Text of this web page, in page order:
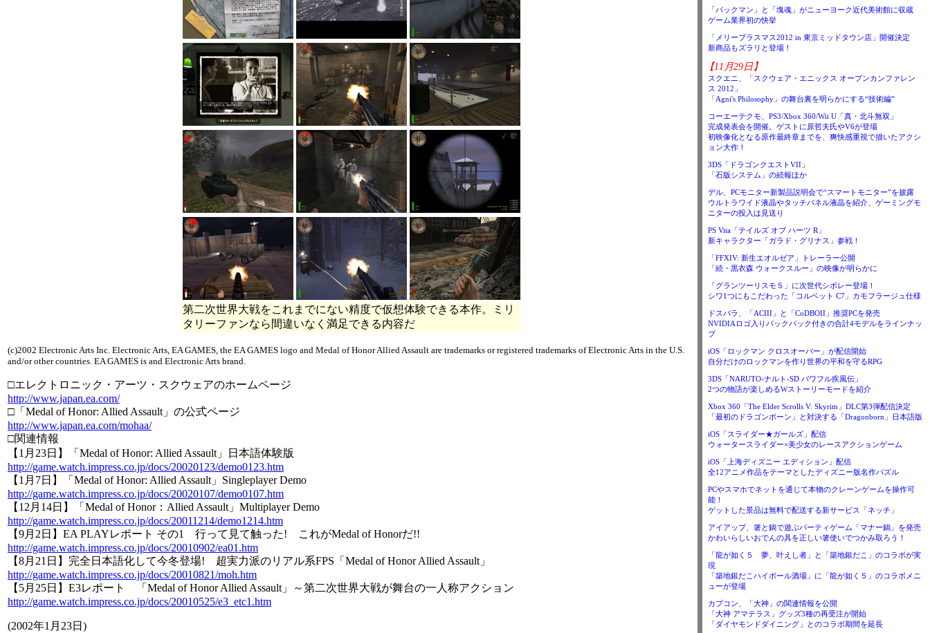
第二次世界大戦をこれまでにない精度で仮想体験できる本作。ミリ
タリーファンなら間違いなく満足できる内容だ
(c)2002 Electronic Arts Inc. Electronic Arts, EA GAMES, the EA GAMES logo and Medal of Honor Allied Assault are trademarks or registered trademarks of Electronic Arts in the U.S.
and/or other countries. EA GAMES is and Electronic Arts brand.
□エレクトロニック・アーツ・スクウェアのホームページ
http://www.japan.ea.com/
□「Medal of Honor: Allied Assault」の公式ページ
http://www.japan.ea.com/mohaa/
□関連情報
【1月23日】「Medal of Honor: Allied Assault」日本語体験版
http://game.watch.impress.co.jp/docs/20020123/demo0123.htm
【1月7日】「Medal of Honor: Allied Assault」Singleplayer Demo
http://game.watch.impress.co.jp/docs/20020107/demo0107.htm
【12月14日】「Medal of Honor：Allied Assault」Multiplayer Demo
http://game.watch.impress.co.jp/docs/20011214/demo1214.htm
【9月2日】EA PLAYレポート その1 行って見て触った! これがMedal of Honorだ!!
http://game.watch.impress.co.jp/docs/20010902/ea01.htm
【8月21日】完全日本語化して今冬登場! 超実力派のリアル系FPS「Medal of Honor Allied Assault」
http://game.watch.impress.co.jp/docs/20010821/moh.htm
【5月25日】E3レポート 「Medal of Honor Allied Assault」～第二次世界大戦が舞台の一人称アクション
http://game.watch.impress.co.jp/docs/20010525/e3_etc1.htm
(2002年1月23日)
「パックマン」と「塊魂」がニューヨーク近代美術館に収蔵
ゲーム業界初の快挙
「メリープラスマス2012 in 東京ミッドタウン店」開催決定
新商品もズラリと登場！
【11月29日】
スクエニ、「スクウェア・エニックス オープンカンファレン
ス 2012」
「Agni's Philosophy」の舞台裏を明らかにする“技術編”
コーエーテクモ、PS3/Xbox 360/Wii U「真・北斗無双」
完成発表会を開催。ゲストに原哲夫氏やV6が登場
初映像化となる原作最終章までを、爽快感重視で描いたアクシ
ョン大作！
3DS「ドラゴンクエストVII」
「石版システム」の続報ほか
デル、PCモニター新製品説明会で“スマートモニター”を披露
ウルトラワイド液晶やタッチパネル液晶を紹介、ゲーミングモ
ニターの投入は見送り
PS Vita「テイルズ オブ ハーツ R」
新キャラクター「ガラド・グリナス」参戦！
「FFXIV: 新生エオルゼア」トレーラー公開
「続・黒衣森 ウォークスルー」の映像が明らかに
「グランツーリスモ５」に次世代シボレー登場！
シワ1つにもこだわった「コルベット C7」カモフラージュ仕様
ドスパラ、「ACIII」と「CoDBOII」推奨PCを発売
NVIDIAロゴ入りバックパック付きの合計4モデルをラインナッ
プ
iOS「ロックマン クロスオーバー」が配信開始
自分だけのロックマンを作り世界の平和を守るRPG
3DS「NARUTO-ナルト-SD パワフル疾風伝」
2つの物語が楽しめるWストーリーモードを紹介
Xbox 360「The Elder Scrolls V: Skyrim」DLC第3弾配信決定
「最初のドラゴンボーン」と対決する「Dragonborn」日本語版
iOS「スライダー★ガールズ」配信
ウォータースライダー×美少女のレースアクションゲーム
iOS「上海ディズニー エディション」配信
全12アニメ作品をテーマとしたディズニー版名作パズル
PCやスマホでネットを通じて本物のクレーンゲームを操作可
能！
ゲットした景品は無料で配送する新サービス「ネッチ」
アイアップ、箸と鍋で遊ぶパーティゲーム「マナー鍋」を発売
かわいらしいおでんの具を正しい箸使いでつかみ取ろう！
「龍が如く５ 夢、叶えし者」と「築地銀だこ」のコラボが実
現
「築地銀だこハイボール酒場」に「龍が如く５」のコラボメニ
ューが登場
カプコン、「大神」の関連情報を公開
「大神 アマテラス」グッズ3種の再受注が開始
「ダイヤモンドダイニング」とのコラボ期間を延長